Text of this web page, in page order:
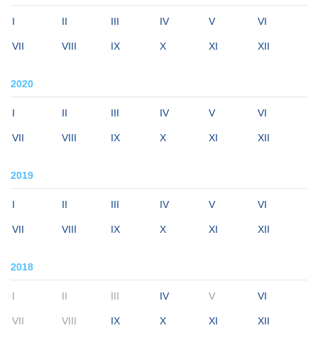
I II III IV V VI
VII VIII IX X XI XII
2020
I II III IV V VI
VII VIII IX X XI XII
2019
I II III IV V VI
VII VIII IX X XI XII
2018
I II III IV V VI
VII VIII IX X XI XII